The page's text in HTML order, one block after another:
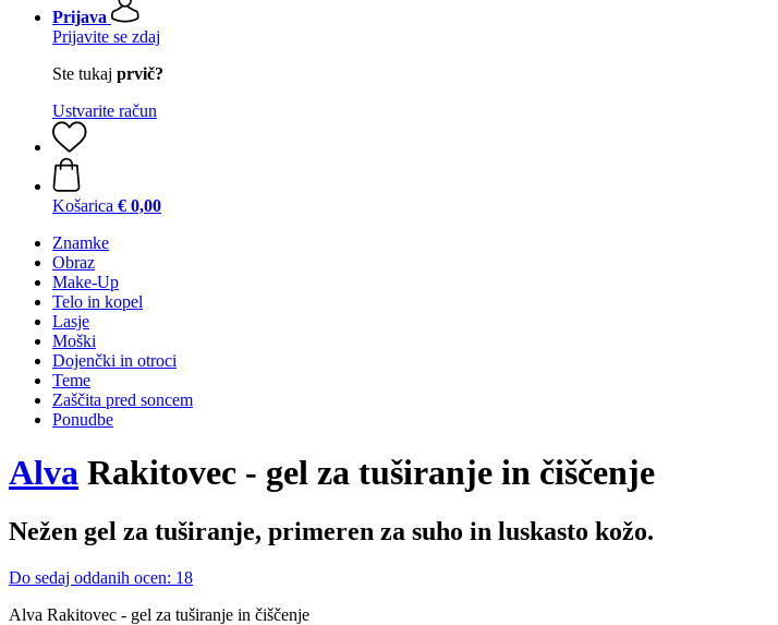
Prijava
Prijavite se zdaj
Ste tukaj prvič?
Ustvarite račun
Košarica € 0,00
Znamke
Obraz
Make-Up
Telo in kopel
Lasje
Moški
Dojenčki in otroci
Teme
Zaščita pred soncem
Ponudbe
Alva Rakitovec - gel za tuširanje in čiščenje
Nežen gel za tuširanje, primeren za suho in luskasto kožo.
Do sedaj oddanih ocen: 18
Alva Rakitovec - gel za tuširanje in čiščenje